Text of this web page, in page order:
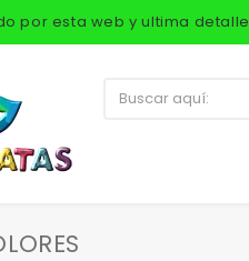
por esta web y ultima